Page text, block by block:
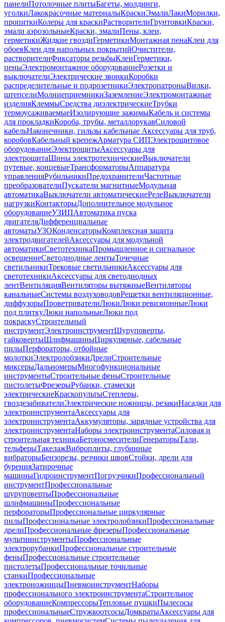
панелиПотолочные плитыБагеты, молдинги,
уголкиЛакокрасочные материалыКраскиЭмалиЛакиМорилки,
пропиткиКолеры для краскиРастворителиГрунтовкиКраски,
эмали аэрозольныеКраски, эмалиПены, клеи,
герметикиЖидкие гвоздиГерметикиМонтажная пенаКлеи для
обоевКлеи для напольных покрытийОчистители,
растворителиФиксаторы резьбыКлеиГерметики,
пеныЭлектромонтажное оборудованиеРозетки и
выключателиЭлектрические звонкиКоробки
распределительные и подрозетникиЭлектропатроныВилки,
штепселиМолниеприемникиЗаземлениеЭлектромонтажные
изделияКлеммыСредства диэлектрическиеТрубки
термоусаживаемыеИзолирующие зажимыКабель и системы
для прокладкиКороба, трубы, металлорукавСиловой
кабельНаконечники, гильзы кабельные Аксессуары для труб,
коробовКабельный крепежАрматура СИПЭлектрощитовое
оборудованиеЭлектрощитыАксессуары для
электрощитаШины электротехническиеВыключатели
путевые, концевыеТрансформаторыАппаратура
управленияРубильникиПредохранителиЧастотные
преобразователиПускатели магнитныеМодульная
автоматикаВыключатели автоматическиеРелеВыключатели
нагрузкиКонтакторыДополнительное модульное
оборудованиеУЗИПАвтоматика пуска
двигателяДифференциальные
автоматыУЗОКонденсаторыКомплексная защита
электродвигателейАксессуары для модульной
автоматикиСветотехникаПромышленное и сигнальное
освещениеСветодиодные лентыТочечные
светильникиТрековые светильникиАксессуары для
светотехникиАксессуары для светодиодных
лентВентиляцияВентиляторы вытяжныеВентиляторы
канальныеСистемы воздуховодовРешетки вентиляционные,
диффузорыПроветривателиЛюкиЛюки ревизионныеЛюки
под плиткуЛюки напольныеЛюки под
покраскуСтроительный
инструментЭлектроинструментШуруповерты,
гайковертыШлифмашиныЦиркулярные, сабельные
пилыПерфораторы, отбойные
молоткиЭлектролобзикиДрелиСтроительные
миксерыДальномерыМногофункциональные
инструментыСтроительные феныСтроительные
пистолетыФрезерыРубанки, стамески
электрическиеКраскопультыСтеплеры,
гвоздезабивателиЭлектрические ножницы, резакиНасадки для
электроинструментаАксессуары для
электроинструментаАккумуляторы, зарядные устройства для
электроинструментаНаборы электроинструментаСиловая и
строительная техникаБетоносмесителиГенераторыТали,
тельферыТакелажВиброплиты, глубинные
вибраторыБензорезы, резчики швовСтойки, дрели для
буренияЗатирочные
машиныГидроинструментПогрузчикиПрофессиональный
инструментПрофессиональные
шуруповертыПрофессиональные
шлифмашиныПрофессиональные
перфораторыПрофессиональные циркулярные
пилыПрофессиональные электролобзикиПрофессиональные
дрелиПрофессиональные фрезерыПрофессиональные
мультиинструментыПрофессиональные
электрорубанкиПрофессиональные строительные
феныПрофессиональные строительные
пистолетыПрофессиональные точильные
станкиПрофессиональные
электроножницыПневмоинструментНаборы
профессионального электроинструментаСтроительное
оборудованиеКомпрессорыТепловые пушкиПылесосы
профессиональныеСтружкоотсосыДомкратыАксессуары для